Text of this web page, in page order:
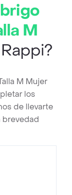
M
M Mujer
los
de llevarte
brevedad